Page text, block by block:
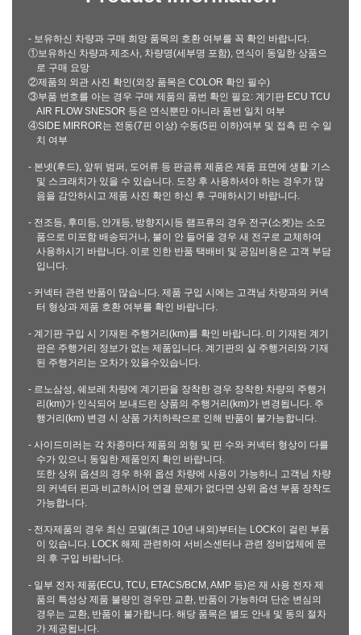
- 보유하신 차량과 구매 희망 품목의 호환 여부를 꼭 확인 바랍니다.
①보유하신 차량과 제조사, 차량명(세부명 포함), 연식이 동일한 상품으
로 구매 요망
②제품의 외관 사진 확인(외장 품목은 COLOR 확인 필수)
③부품 번호를 아는 경우 구매 제품의 품번 확인 필요: 계기판 ECU TCU
AIR FLOW SNESOR 등은 연식뿐만 아니라 품번 일치 여부
④SIDE MIRROR는 전동(7핀 이상) 수동(5핀 이하)여부 및 접촉 핀 수 일
치 여부
- 본넷(후드), 앞뒤 범퍼, 도어류 등 판금류 제품은 제품 표면에 생활 기스
및 스크래치가 있을 수 있습니다. 도장 후 사용하셔야 하는 경우가 많
음을 감안하시고 제품 사진 확인 하신 후 구매하시기 바랍니다.
- 전조등, 후미등, 안개등, 방향지시등 램프류의 경우 전구(소켓)는 소모
품으로 미포함 배송되거나, 불이 안 들어올 경우 새 전구로 교체하여
사용하시기 바랍니다. 이로 인한 반품 택배비 및 공임비용은 고객 부담
입니다.
- 커넥터 관련 반품이 많습니다. 제품 구입 시에는 고객님 차량과의 커넥
터 형상과 제품 호환 여부를 확인 바랍니다.
- 계기판 구입 시 기재된 주행거리(km)를 확인 바랍니다. 미 기재된 계기
판은 주행거리 정보가 없는 제품입니다. 계기판의 실 주행거리와 기재
된 주행거리는 오차가 있을수있습니다.
- 르노삼성, 쉐보레 차량에 계기판을 장착한 경우 장착한 차량의 주행거
리(km)가 인식되어 보내드린 상품의 주행거리(km)가 변경됩니다. 주
행거리(km) 변경 시 상품 가치하락으로 인해 반품이 불가능합니다.
- 사이드미러는 각 차종마다 제품의 외형 및 핀 수와 커넥터 형상이 다를
수가 있으니 동일한 제품인지 확인 바랍니다.
또한 상위 옵션의 경우 하위 옵션 차량에 사용이 가능하니 고객님 차량
의 커넥터 핀과 비교하시어 연결 문제가 없다면 상위 옵션 부품 장착도
가능합니다.
- 전자제품의 경우 최신 모델(최근 10년 내외)부터는 LOCK이 걸린 부품
이 있습니다. LOCK 해제 관련하여 서비스센터나 관련 정비업체에 문
의 후 구입 바랍니다.
- 일부 전자 제품(ECU, TCU, ETACS/BCM, AMP 등)은 재 사용 전자 제
품의 특성상 제품 불량인 경우만 교환, 반품이 가능하며 단순 변심의
경우는 교환, 반품이 불가합니다. 해당 품목은 별도 안내 및 동의 절차
가 제공됩니다.